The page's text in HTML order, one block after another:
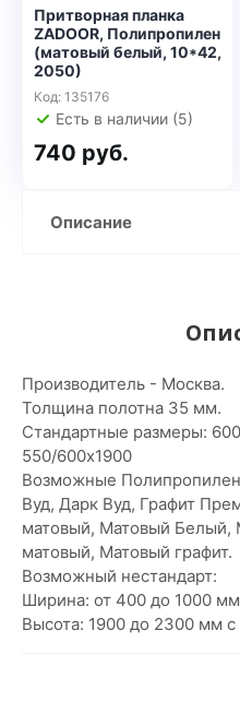
Притворная планка
ZADOOR, Полипропилен
(матовый белый, 10*42,
2050)
Код: 135176
Есть в наличии (5)
740 руб.
Описание
Производитель - Москва.
Толщина полотна 35 мм.
Стандартные размеры:
550/600х1900
Возможные
Вуд, Дарк Вуд, Графит
матовый, Матовый
матовый, Матовый графит.
Возможный нестандарт:
Ширина: от 400 до 1000
Высота: 1900 до 2300 мм